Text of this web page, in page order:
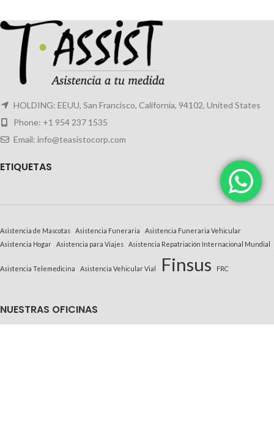
HOLDING: EEUU, San Francisco, California, 94102, United States
Phone: +1 954 237 1535
Email: info@teasistocorp.com
ETIQUETAS
Asistencia de Mascotas Asistencia Funeraria
Asistencia Funeraria Vehicular
Asistencia Hogar
Asistencia para Viajes Asistencia Repatriación Internacional Mundial
Asistencia Telemedicina Asistencia Vehicular Vial Finsus FRC
NUESTRAS OFICINAS